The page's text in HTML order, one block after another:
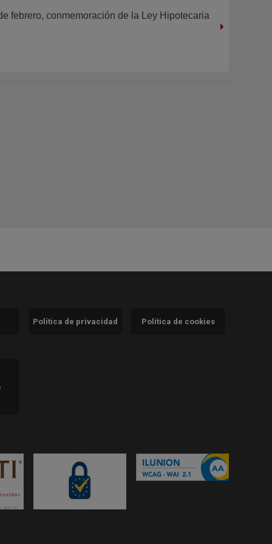
febrero, conmemoración de la Ley Hipotecaria
Política de privacidad Política de cookies